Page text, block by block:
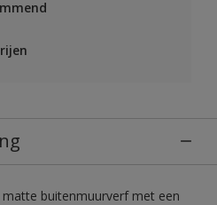
buitenmuurverf met een